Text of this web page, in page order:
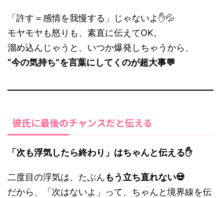
「許す＝感情を我慢する」じゃないよ✋💦
モヤモヤも怒りも、素直に伝えてOK。
溜め込んじゃうと、いつか爆発しちゃうから、
“今の気持ち”を言葉にしてくのが超大事💬
彼氏に最後のチャンスだと伝える
「次も浮気したら終わり」はちゃんと伝える✋
二度目の浮気は、たぶんもう立ち直れない💀
だから、「次はないよ」って、ちゃんと境界線を伝